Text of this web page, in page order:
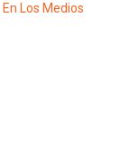
En Los Medios